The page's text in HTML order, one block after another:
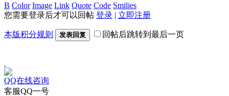
B Color Image Link Quote Code Smilies
您需要登录后才可以回帖 登录 | 立即注册
本版积分规则 发表回复 回帖后跳转到最后一页
QQ在线咨询
客服QQ一号